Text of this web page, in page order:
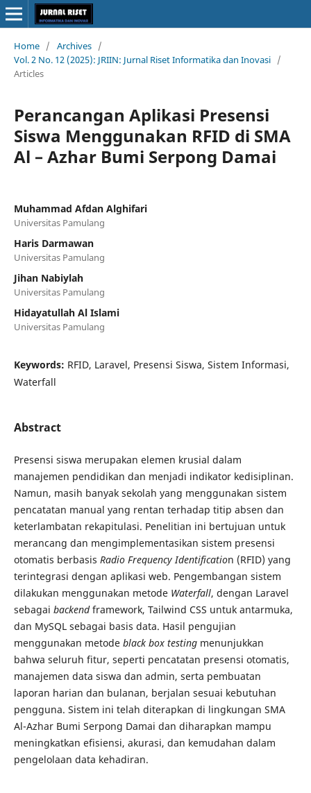
Home / Archives /
Vol. 2 No. 12 (2025): JRIIN: Jurnal Riset Informatika dan Inovasi /
Articles
Perancangan Aplikasi Presensi
Siswa Menggunakan RFID di SMA
Al – Azhar Bumi Serpong Damai
Muhammad Afdan Alghifari
Universitas Pamulang
Haris Darmawan
Universitas Pamulang
Jihan Nabiylah
Universitas Pamulang
Hidayatullah Al Islami
Universitas Pamulang
Keywords: RFID, Laravel, Presensi Siswa, Sistem Informasi,
Waterfall
Abstract
Presensi siswa merupakan elemen krusial dalam
manajemen pendidikan dan menjadi indikator kedisiplinan.
Namun, masih banyak sekolah yang menggunakan sistem
pencatatan manual yang rentan terhadap titip absen dan
keterlambatan rekapitulasi. Penelitian ini bertujuan untuk
merancang dan mengimplementasikan sistem presensi
otomatis berbasis Radio Frequency Identification (RFID) yang
terintegrasi dengan aplikasi web. Pengembangan sistem
dilakukan menggunakan metode Waterfall, dengan Laravel
sebagai backendframework, Tailwind CSS untuk antarmuka,
dan MySQL sebagai basis data. Hasil pengujian
menggunakan metode black box testingmenunjukkan
bahwa seluruh fitur, seperti pencatatan presensi otomatis,
manajemen data siswa dan admin, serta pembuatan
laporan harian dan bulanan, berjalan sesuai kebutuhan
pengguna. Sistem ini telah diterapkan di lingkungan SMA
Al-Azhar Bumi Serpong Damai dan diharapkan mampu
meningkatkan efisiensi, akurasi, dan kemudahan dalam
pengelolaan data kehadiran.